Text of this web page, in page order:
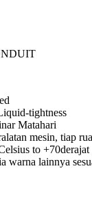
tightness
Matahari
mesin, tiap
to +70derajat
warna lainnya